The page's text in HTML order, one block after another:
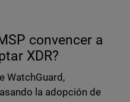
convencer a
XDR?
WatchGuard,
la adopción de